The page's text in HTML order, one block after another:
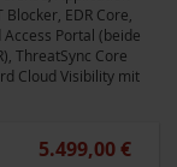
EDR Core,
Portal (beide
ThreatSync Core
Cloud Visibility mit
5.499,00 €